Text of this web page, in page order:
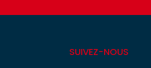
SUIVEZ-NOUS